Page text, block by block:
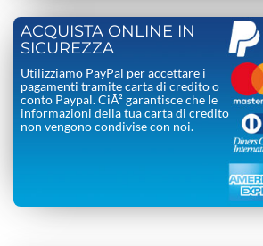
ACQUISTA ONLINE IN
SICUREZZA
Utilizziamo PayPal per accettare i
pagamenti tramite carta di credito o
conto Paypal. CiÃ² garantisce che le
informazioni della tua carta di credito
non vengono condivise con noi.